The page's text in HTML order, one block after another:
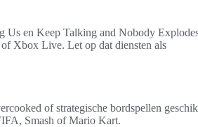
Us en Keep Talking and Nobody
Xbox Live. Let op dat diensten als
of strategische bordspellen
Smash of Mario Kart.